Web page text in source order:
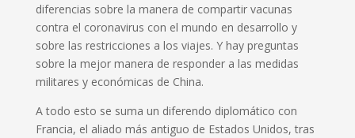
diferencias sobre la manera de compartir vacunas
contra el coronavirus con el mundo en desarrollo y
sobre las restricciones a los viajes. Y hay preguntas
sobre la mejor manera de responder a las medidas
militares y económicas de China.
A todo esto se suma un diferendo diplomático con
Francia, el aliado más antiguo de Estados Unidos, tras